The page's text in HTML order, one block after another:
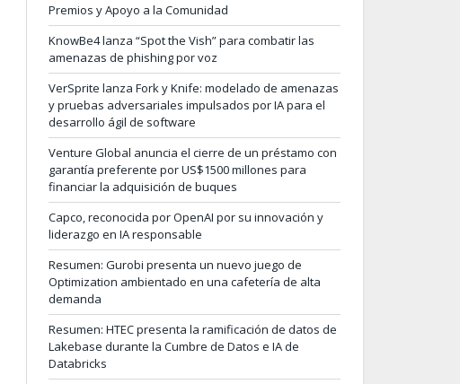
Premios y Apoyo a la Comunidad
KnowBe4 lanza “Spot the Vish” para combatir las
amenazas de phishing por voz
VerSprite lanza Fork y Knife: modelado de amenazas
y pruebas adversariales impulsados por IA para el
desarrollo ágil de software
Venture Global anuncia el cierre de un préstamo con
garantía preferente por US$1500 millones para
financiar la adquisición de buques
Capco, reconocida por OpenAI por su innovación y
liderazgo en IA responsable
Resumen: Gurobi presenta un nuevo juego de
Optimization ambientado en una cafetería de alta
demanda
Resumen: HTEC presenta la ramificación de datos de
Lakebase durante la Cumbre de Datos e IA de
Databricks